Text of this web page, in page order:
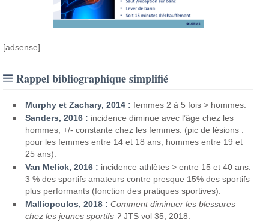
[adsense]
Rappel bibliographique simplifié
Murphy et Zachary, 2014 : femmes 2 à 5 fois > hommes.
Sanders, 2016 : incidence diminue avec l’âge chez les
hommes, +/- constante chez les femmes. (pic de lésions :
pour les femmes entre 14 et 18 ans, hommes entre 19 et
25 ans).
Van Melick, 2016 : incidence athlètes > entre 15 et 40 ans.
3 % des sportifs amateurs contre presque 15% des sportifs
plus performants (fonction des pratiques sportives).
Malliopoulos, 2018 : Comment diminuer les blessures
chez les jeunes sportifs ? JTS vol 35, 2018.